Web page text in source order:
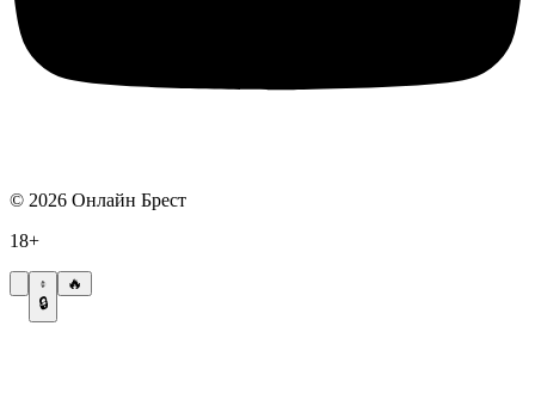
© 2026 Онлайн Брест
18+
🔒
🔥